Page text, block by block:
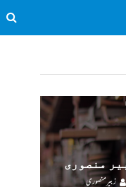
منصوری
زبیر منصوری